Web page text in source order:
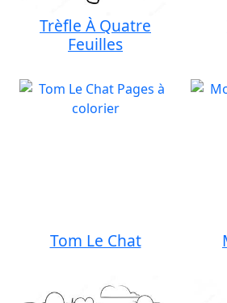
Trèfle À Quatre
Feuilles
Tom Le Chat